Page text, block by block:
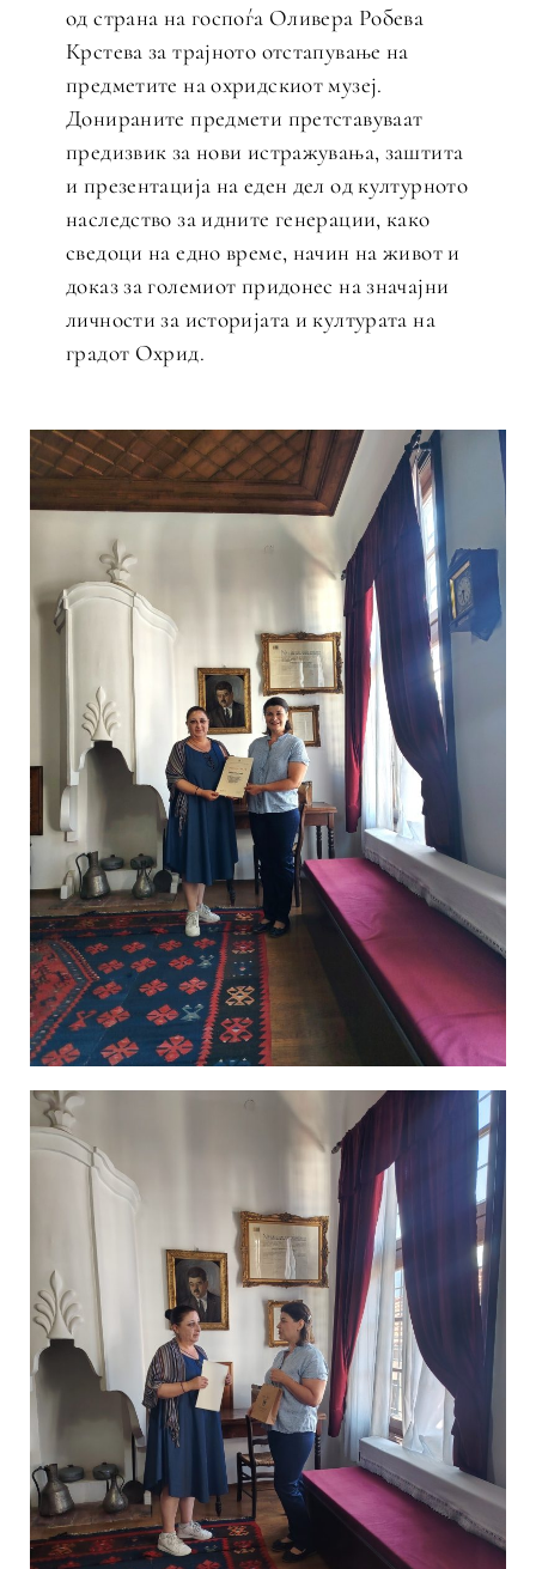
од страна на госпоѓа Оливера Робева
Крстева за трајното отстапување на
предметите на охридскиот музеј.
Донираните предмети претставуваат
предизвик за нови истражувања, заштита
и презентација на еден дел од културното
наследство за идните генерации, како
сведоци на едно време, начин на живот и
доказ за големиот придонес на значајни
личности за историјата и културата на
градот Охрид.